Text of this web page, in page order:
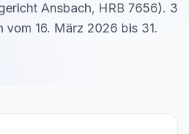
Ansbach, HRB 7656). 3
vom 16. März 2026 bis 31.